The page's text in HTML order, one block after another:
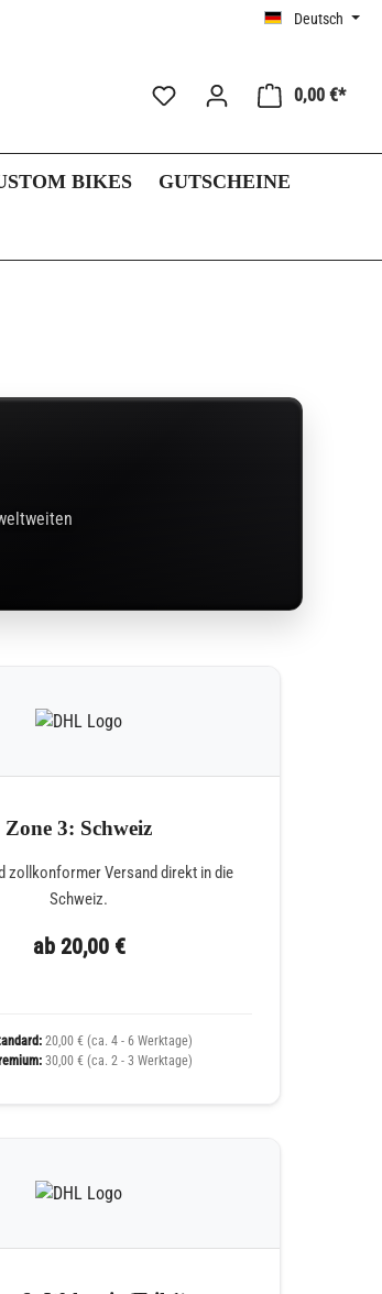
Deutsch
0,00 €*
BIKES GUTSCHEINE
Zone 3: Schweiz
zollkonformer Versand direkt in die
Schweiz.
ab 20,00 €
20,00 € (ca. 4 - 6 Werktage)
30,00 € (ca. 2 - 3 Werktage)